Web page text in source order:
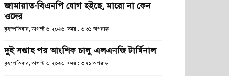
জামায়াত-বিএনপি যোগ হইছে, মারো না কেন
ওদের
বৃহস্পতিবার, আগস্ট ৬, ২০২৬; সময় : ৩:৩১ অপরাহ্ণ
দুই সপ্তাহ পর আংশিক চালু এলএনজি টার্মিনাল
বৃহস্পতিবার, আগস্ট ৬, ২০২৬; সময় : ৩:২১ অপরাহ্ণ